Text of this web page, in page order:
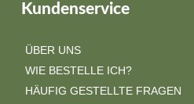
Kundenservice
ÜBER UNS
WIE BESTELLE ICH?
HÄUFIG GESTELLTE FRAGEN